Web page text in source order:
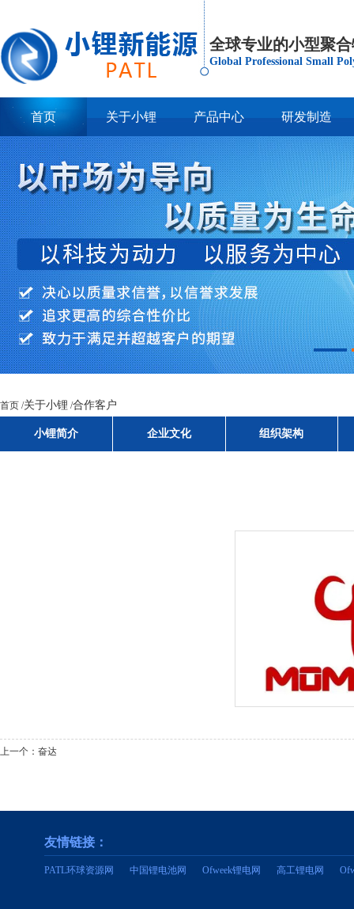
全球专业的小型聚
Global Professional Small
首页 关于小锂 产品中心 研发制造
首页 /关于小锂 /合作客户
小锂简介 企业文化 组织架构
上一个： 奋达
友情链接：
PATL环球资源网 中国锂电池网 Ofweek锂电网 高工锂电网